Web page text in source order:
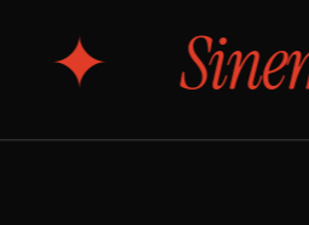
Sinema Indo